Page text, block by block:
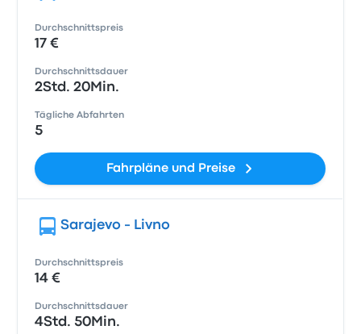
Durchschnittspreis
17 €
Durchschnittsdauer
2Std. 20Min.
Tägliche Abfahrten
5
Fahrpläne und Preise
Sarajevo - Livno
Durchschnittspreis
14 €
Durchschnittsdauer
4Std. 50Min.